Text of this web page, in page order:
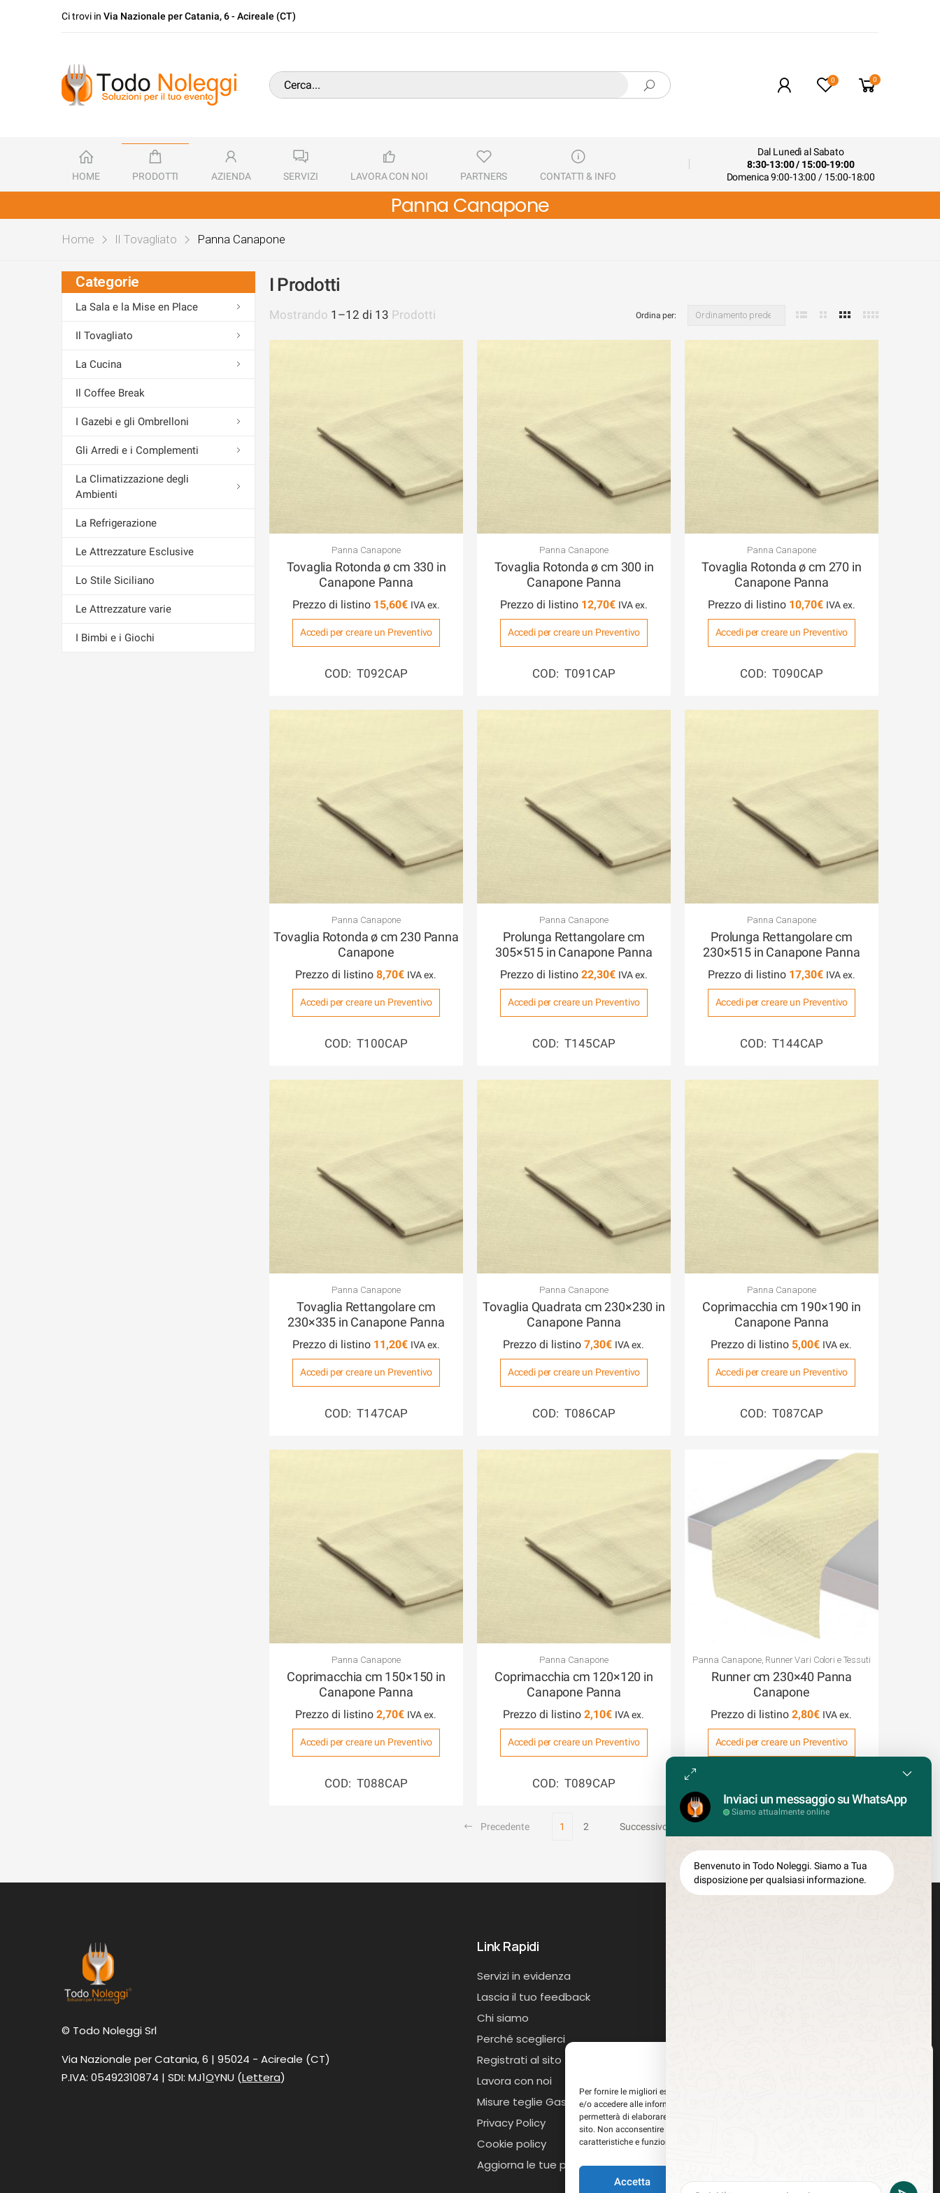
Per fornire le migliori esperienze, utilizziamo tecnologie come i cookie per memorizzare
e/o accedere alle informazioni del dispositivo. Il consenso a queste tecnologie ci
permetterà di elaborare dati come il comportamento di navigazione o ID unici su questo
sito. Non acconsentire o ritirare il consenso può influire negativamente su alcune
caratteristiche e funzioni.
Accetta Nega Visualizza le preferenze
Ci trovi in Via Nazionale per Catania, 6 - Acireale (CT)
0 0
HOME PRODOTTI AZIENDA SERVIZI LAVORA CON NOI PARTNERS CONTATTI & INFO
Dal Lunedì al Sabato
8:30-13:00 / 15:00-19:00
Domenica 9:00-13:00 / 15:00-18:00
Panna Canapone
Home Il Tovagliato Panna Canapone
Categorie
La Sala e la Mise en Place
Il Tovagliato
La Cucina
Il Coffee Break
I Gazebi e gli Ombrelloni
Gli Arredi e i Complementi
La Climatizzazione degli
Ambienti
La Refrigerazione
Le Attrezzature Esclusive
Lo Stile Siciliano
Le Attrezzature varie
I Bimbi e i Giochi
I Prodotti
Mostrando 1 –12 di 13 Prodotti Ordina per:
Panna Canapone
Tovaglia Rotonda ø cm 330 in
Canapone Panna
Prezzo di listino 15,60€
Accedi per creare un Preventivo
COD: T092CAP
Panna Canapone
Tovaglia Rotonda ø cm 300 in
Canapone Panna
Prezzo di listino 12,70€
Accedi per creare un Preventivo
COD: T091CAP
Panna Canapone
Tovaglia Rotonda ø cm 270 in
Canapone Panna
Prezzo di listino 10,70€
Accedi per creare un Preventivo
COD: T090CAP
Panna Canapone
Tovaglia Rotonda ø cm 230 Panna
Canapone
Prezzo di listino8,70€
Accedi per creare un Preventivo
COD: T100CAP
Panna Canapone
Prolunga Rettangolare cm
305×515 in Canapone Panna
Prezzo di listino 22,30€
Accedi per creare un Preventivo
COD: T145CAP
Panna Canapone
Prolunga Rettangolare cm
230×515 in Canapone Panna
Prezzo di listino 17,30€
Accedi per creare un Preventivo
COD: T144CAP
Panna Canapone
Tovaglia Rettangolare cm
230×335 in Canapone Panna
Prezzo di listino 11,20€
Accedi per creare un Preventivo
COD: T147CAP
Panna Canapone
Tovaglia Quadrata cm 230×230 in
Canapone Panna
Prezzo di listino7,30€
Accedi per creare un Preventivo
COD: T086CAP
Panna Canapone
Coprimacchia cm 190×190 in
Canapone Panna
Prezzo di listino 5,00€
Accedi per creare un Preventivo
COD: T087CAP
Panna Canapone
Coprimacchia cm 150×150 in
Canapone Panna
Prezzo di listino2,70€
Accedi per creare un Preventivo
COD: T088CAP
Panna Canapone
Coprimacchia cm 120×120 in
Canapone Panna
Prezzo di listino2,10€
Accedi per creare un Preventivo
COD: T089CAP
Panna Canapone, Runner Vari Colori e Tessuti
Runner cm 230×40 Panna
Canapone
Prezzo di listino2,80€
Accedi per creare un Preventivo
Precedente 1 2 Successivo
© Todo Noleggi Srl
Via Nazionale per Catania, 6 | 95024 - Acireale (CT)
P.IVA: 05492310874 | SDI: MJ1OYNU (Lettera)
Link Rapidi
Servizi in evidenza
Lascia il tuo feedback
Chi siamo
Perché sceglierci
Registrati al sito
Lavora con noi
Misure teglie Gastronorm
Privacy Policy
Cookie policy
Aggiorna le tue preferenze di tracciamento della pubblicità
Inviaci un messaggio su WhatsApp
Siamo attualmente online
Benvenuto in Todo Noleggi. Siamo a Tua
disposizione per qualsiasi informazione.